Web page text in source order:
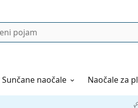
Sunčane naočale Naočaleza